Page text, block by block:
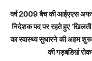
वर्ष 2009 बैच की आईएएस
निदेशक पद पर रहते हुए
का स्वास्थ्य सुधारने की अहम
की गड़बडिय़ां